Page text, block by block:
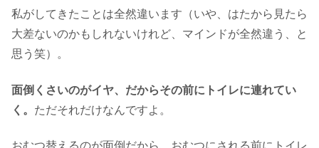
私がしてきたことは全然違います（いや、はたから見たら
大差ないのかもしれないけれど、マインドが全然違う、と
思う笑）。
面倒くさいのがイヤ、だからその前にトイレに連れてい
く。 ただそれだけなんですよ。